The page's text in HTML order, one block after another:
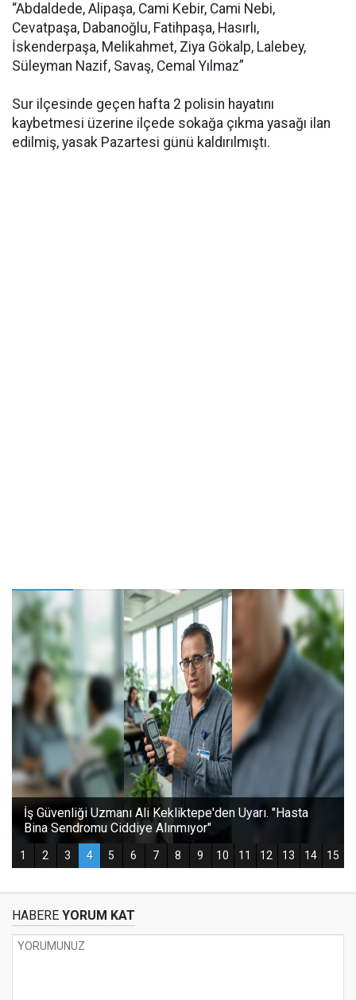
“Abdaldede, Alipaşa, Cami Kebir, Cami Nebi,
Cevatpaşa, Dabanoğlu, Fatihpaşa, Hasırlı,
İskenderpaşa, Melikahmet, Ziya Gökalp, Lalebey,
Süleyman Nazif, Savaş, Cemal Yılmaz”
Sur ilçesinde geçen hafta 2 polisin hayatını
kaybetmesi üzerine ilçede sokağa çıkma yasağı ilan
edilmiş, yasak Pazartesi günü kaldırılmıştı.
HABERE YORUM KAT